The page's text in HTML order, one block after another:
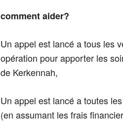
comment aider?
Un appel est lancé a tous les
opération pour apporter les
de Kerkennah,
Un appel est lancé a toutes
(en assumant les frais